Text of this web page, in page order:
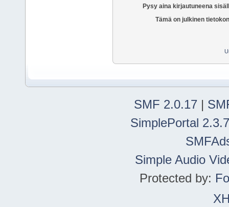
Pysy aina kirjautuneena
Tämä on julkinen
SMF 2.0.17 |
SimplePortal
Simple Audio
Protected by: